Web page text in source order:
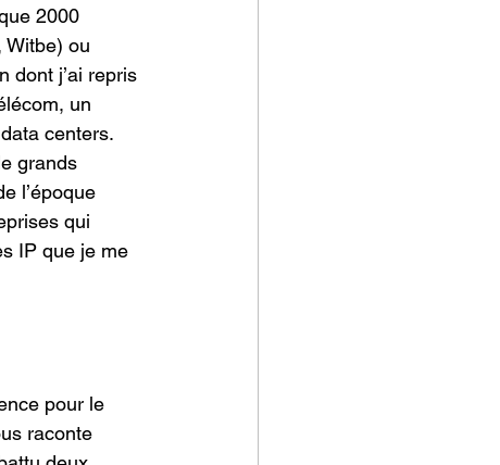
2000
Witbe) ou
dont j’ai repris
un
centers.
grands
l’époque
qui
IP que je me
pour le
raconte